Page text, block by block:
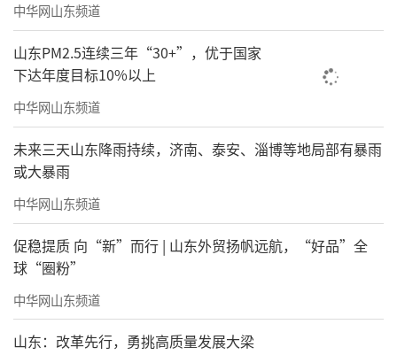
责任编辑：王晓晖
中华网山东频道
山东PM2.5连续三年“30+”，优于国家
下达年度目标10%以上
中华网山东频道
未来三天山东降雨持续，济南、泰安、淄博等地局部有暴雨
或大暴雨
中华网山东频道
促稳提质 向“新”而行 | 山东外贸扬帆远航，“好品”全
球“圈粉”
中华网山东频道
山东：改革先行，勇挑高质量发展大梁